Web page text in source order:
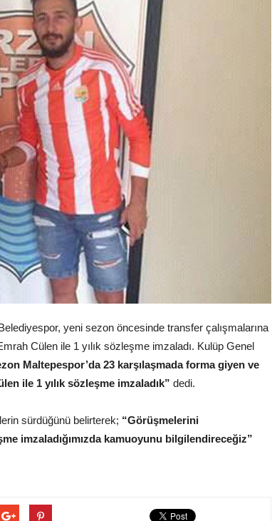
yeni sezon öncesinde transfer çalışmalarına
Cülen ile 1 yılık sözleşme imzaladı. Kulüp Genel
Maltepespor’da 23 karşılaşmada forma giyen ve
ile 1 yılık sözleşme imzaladık” dedi.
sürdüğünü belirterek; “Görüşmelerini
imzaladığımızda kamuoyunu bilgilendireceğiz”